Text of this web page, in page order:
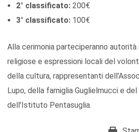
2° classificato: 200€
3° classificato: 100€
Alla cerimonia parteciperanno autorità
religiose e espressioni locali del
della cultura, rappresentanti
Lupo, della famiglia Guglielmucci e
dell’Istituto Pentasuglia.